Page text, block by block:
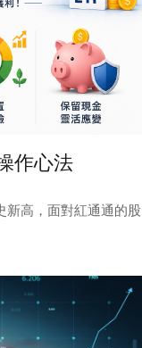
作心法
新高，面對紅通通的股